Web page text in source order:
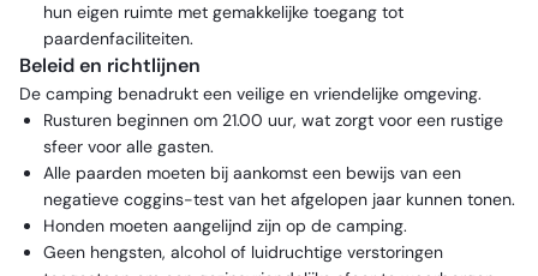
hun eigen ruimte met gemakkelijke toegang tot
paardenfaciliteiten.
Beleid en richtlijnen
De camping benadrukt een veilige en vriendelijke omgeving.
Rusturen beginnen om 21.00 uur, wat zorgt voor een rustige
sfeer voor alle gasten.
Alle paarden moeten bij aankomst een bewijs van een
negatieve coggins-test van het afgelopen jaar kunnen tonen.
Honden moeten aangelijnd zijn op de camping.
Geen hengsten, alcohol of luidruchtige verstoringen